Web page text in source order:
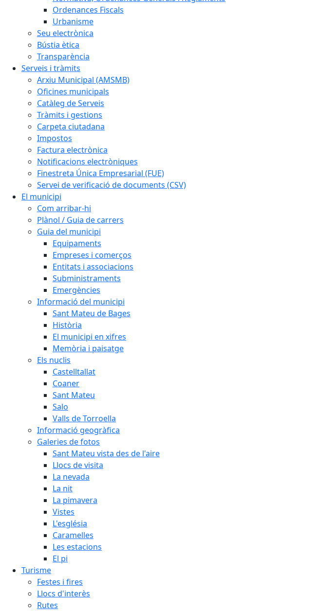
Ordenances Fiscals
Urbanisme
Seu electrònica
Bústia ètica
Transparència
Serveis i tràmits
Arxiu Municipal (AMSMB)
Oficines municipals
Catàleg de Serveis
Tràmits i gestions
Carpeta ciutadana
Impostos
Factura electrònica
Notificacions electròniques
Finestreta Única Empresarial (FUE)
Servei de verificació de documents (CSV)
El municipi
Com arribar-hi
Plànol / Guia de carrers
Guia del municipi
Equipaments
Empreses i comerços
Entitats i associacions
Subministraments
Emergències
Informació del municipi
Sant Mateu de Bages
Història
El municipi en xifres
Memòria i paisatge
Els nuclis
Castelltallat
Coaner
Sant Mateu
Salo
Valls de Torroella
Informació geogràfica
Galeries de fotos
Sant Mateu vista des de l'aire
Llocs de visita
La nevada
La nit
La pimavera
Vistes
L'església
Caramelles
Les estacions
El pi
Turisme
Festes i fires
Llocs d'interès
Rutes